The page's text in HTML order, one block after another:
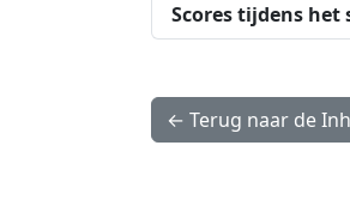
Scores tijdens het
← Terug naar de